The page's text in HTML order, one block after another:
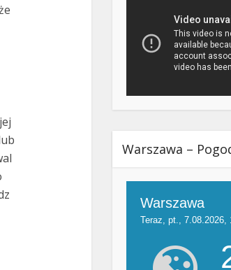
Warszawa –